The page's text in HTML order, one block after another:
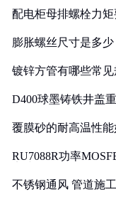
配电柜母排螺栓力
膨胀螺丝尺寸是多少
镀锌方管有哪些常
D400球墨铸铁井盖
覆膜砂的耐高温性
RU7088R功率
不锈钢通风 管道施工